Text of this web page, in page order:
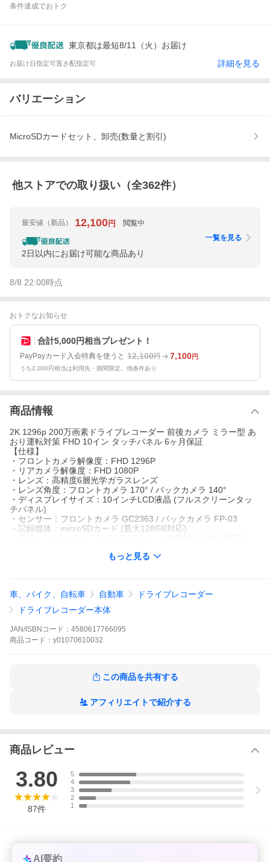
条件達成でおトク
東京都は最短8/11（火）お届け
お届け日指定可置き配指定可 詳細を見る
バリエーション
MicroSDカードセット、卸売(数量と割引)
他ストアでの取り扱い（全362件）
最安値 （新品） 12,100円 閲覧中
2日以内にお届け可能な商品あり
一覧を見る
8/8 22:00時点
おトクなお知らせ
合計5,000円相当プレゼント！
PayPayカード入会特典を使うと 12,100円 7,100円
うち2,000円相当は利用先・期間限定。他条件あり
商品情報
2K 1296p 200万画素ドライブレコーダー 前後カメラ ミラー型 あ
おり運転対策 FHD 10イン タッチパネル 6ヶ月保証
【仕様】
・フロントカメラ解像度：FHD 1296P
・リアカメラ解像度：FHD 1080P
・レンズ：高精度6層光学ガラスレンズ
・レンズ角度：フロントカメラ 170° / バックカメラ 140°
・ディスプレイサイズ：10インチLCD液晶 (フルスクリーンタッ
チパネル)
・センサー：フロントカメラ GC2363 / バックカメラ FP-03
・記録媒体：microSDカード (最大128GB対応)
【特徴】
【大画面10インチタッチパネル】
10インチLCD液晶のフルタッチパネルで操作が簡単に、かつ直感
的に行えます。設定で日本語にも変更でき設定も簡単です。
【広角レンズ フロントカメラ170° / バックカメラ140°】
にバックカメラの高画質映像(フルHD画質)を常時表示します。
フロントカメラの画角は170°、バックカメラは画角140度の広角
までもはっきり撮影できます。
囲で記録します。
【前後2カメラ共、フルHD同時録画】
従来のドラレコと違い、フロントカメラはフルHD1296P/バックカ
メラはフルHD1080Pの高解像度で鮮明な映像を録画します。
高解像度レンズと高解像度映像を処理できる最新CPUチップを搭
載し、市販の他商品と一線を画す画質です。
ディスプレイ全体がタッチパネルなので、画面をタッチして色ん
もっと見る
車、バイク、自転車 自動車
ドライブレコーダー
ドライブレコーダー本体
JAN/ISBNコード： 4580617766095
商品 コード： y01070610032
この商品を共有する
アフィリエイトで紹介する
商品レビュー
3.80
87件
5
4
3
2
1
AI要約